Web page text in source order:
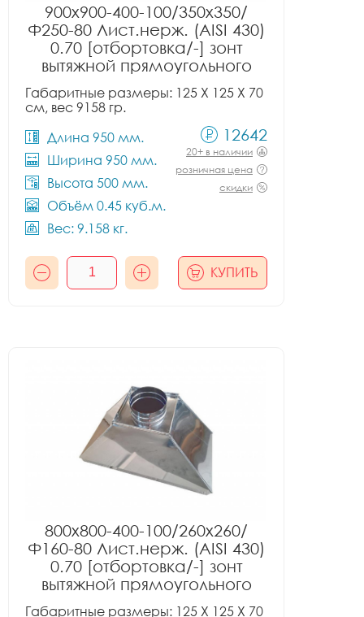
900x900-400-100/350x350/
Ф250-80 Лист.нерж. (AISI 430)
0.70 [отбортовка/-] зонт
вытяжной прямоугольного
сечения тип 2
Габаритные размеры: 125 X 125 X 70
см, вес 9158 гр.
Длина 950 мм.
Ширина 950 мм.
Высота 500 мм.
Объём 0.45 куб.м.
Вес: 9.158 кг.
12642
20+ в наличии
розничная цена
скидки
КУПИТЬ
800x800-400-100/260x260/
Ф160-80 Лист.нерж. (AISI 430)
0.70 [отбортовка/-] зонт
вытяжной прямоугольного
сечения тип 2
Габаритные размеры: 125 X 125 X 70